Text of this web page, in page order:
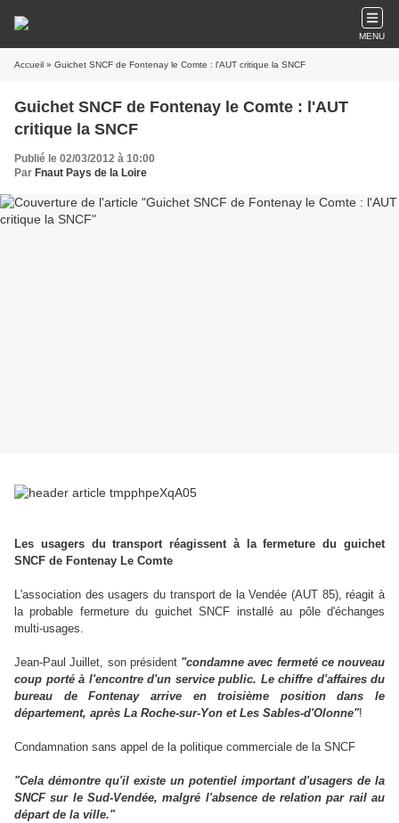
MENU
Accueil » Guichet SNCF de Fontenay le Comte : l'AUT critique la SNCF
Guichet SNCF de Fontenay le Comte : l'AUT
critique la SNCF
Publié le 02/03/2012 à 10:00
Par Fnaut Pays de la Loire
Les usagers du transport réagissent à la fermeture du guichet
SNCF de Fontenay Le Comte
L'association des usagers du transport de la Vendée (AUT 85), réagit à
la probable fermeture du guichet SNCF installé au pôle d'échanges
multi-usages.
Jean-Paul Juillet, son président "condamne avec fermeté ce nouveau
coup porté à l'encontre d'un service public. Le chiffre d'affaires du
bureau de Fontenay arrive en troisième position dans le
département, après La Roche-sur-Yon et Les Sables-d'Olonne"!
Condamnation sans appel de la politique commerciale de la SNCF
"Cela démontre qu'il existe un potentiel important d'usagers de la
SNCF sur le Sud-Vendée, malgré l'absence de relation par rail au
départ de la ville."